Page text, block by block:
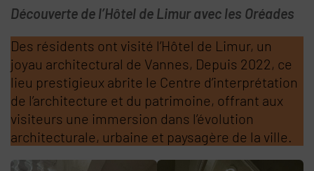
Découverte de l’Hôtel de Limur avec les Oréades
Des résidents ont visité l’Hôtel de Limur, un
joyau architectural de Vannes, Depuis 2022, ce
lieu prestigieux abrite le Centre d’interprétation
de l’architecture et du patrimoine, offrant aux
visiteurs une immersion dans l’évolution
architecturale, urbaine et paysagère de la ville.